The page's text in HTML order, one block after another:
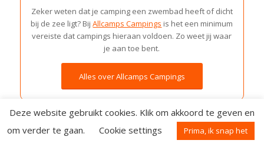
Zeker weten dat je camping een zwembad heeft of dicht
bij de zee ligt? BijAllcamps Campings is het een minimum
vereiste dat campings hieraan voldoen. Zo weet jij waar
je aan toe bent.
Alles over Allcamps Campings
Deze website gebruikt cookies. Klik om akkoord te geven en
om verder te gaan.
Cookie settings Prima, ik snap het